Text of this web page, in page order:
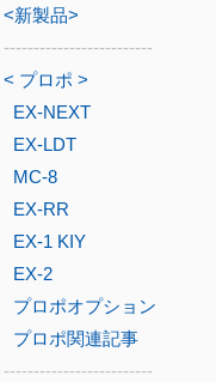
<新製品>
-------------------------
< プロポ >
EX-NEXT
EX-LDT
MC-8
EX-RR
EX-1 KIY
EX-2
プロポオプション
プロポ関連記事
-------------------------